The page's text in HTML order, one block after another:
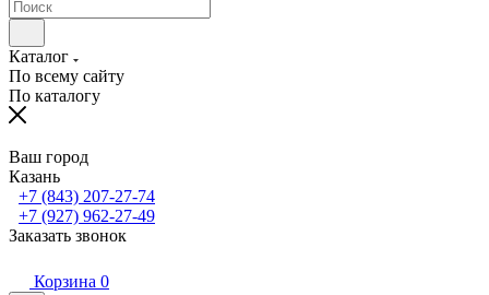
Каталог
По всему сайту
По каталогу
Ваш город
Казань
+7 (843) 207-27-74
+7 (927) 962-27-49
Заказать звонок
Корзина 0